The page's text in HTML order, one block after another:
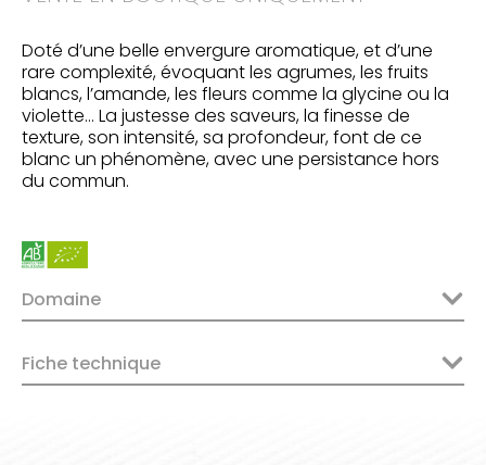
Doté d’une belle envergure aromatique, et d’une
rare complexité, évoquant les agrumes, les fruits
blancs, l’amande, les fleurs comme la glycine ou la
violette… La justesse des saveurs, la finesse de
texture, son intensité, sa profondeur, font de ce
blanc un phénomène, avec une persistance hors
du commun.
Domaine
Fiche technique